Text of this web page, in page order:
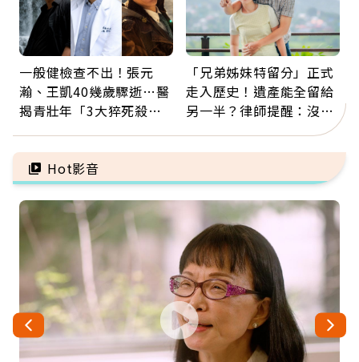
一般健檢查不出！張元
瀚、王凱40幾歲驟逝…醫
揭青壯年「3大猝死殺
雷
「兄弟姊妹特留分」正式
走入歷史！遺產能全留給
另一半？律師提醒：沒做
Hot影音